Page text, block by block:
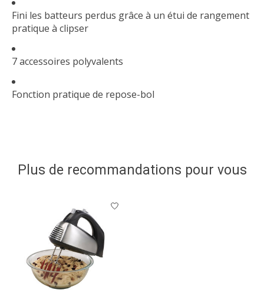
Fini les batteurs perdus grâce à un étui de rangement
pratique à clipser
7 accessoires polyvalents
Fonction pratique de repose-bol
Plus de recommandations pour vous
Articles du carrousel de produits